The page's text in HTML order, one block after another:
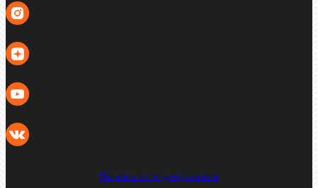
Политика конфиденциальности